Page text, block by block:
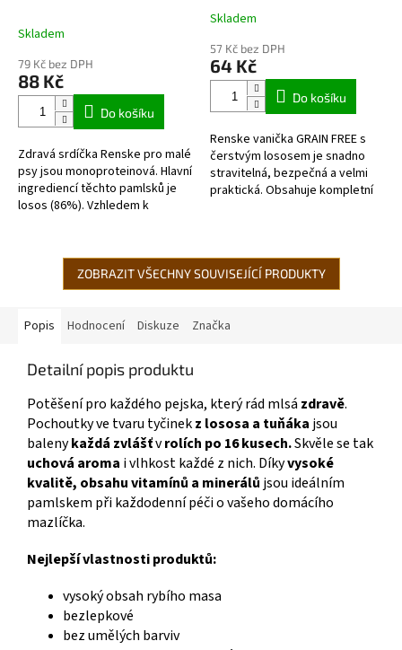
Skladem
79 Kč bez DPH
88 Kč
Do košíku
Zdravá srdíčka Renske pro malé
psy jsou monoproteinová. Hlavní
ingrediencí těchto pamlsků je
losos (86%). Vzhledem k
losos + brambor
Průměrné
produktu
je
hvězdiček.
Skladem
57 Kč bez DPH
64 Kč
Do košíku
Renske vanička GRAIN FREE s
čerstvým lososem je snadno
stravitelná, bezpečná a velmi
praktická. Obsahuje kompletní
ZOBRAZIT VŠECHNY SOUVISEJÍCÍ PRODUKTY
Popis Hodnocení Diskuze Značka
Detailní popis produktu
Potěšení pro každého pejska, který rád mlsá zdravě.
Pochoutky ve tvaru tyčinekz lososa a tuňáka jsou
balenykaždá zvlášťvrolích po 16 kusech.Skvěle se tak
uchová aroma i vlhkost každé z nich. Díkyvysoké
kvalitě, obsahu vitamínů a minerálů jsou ideálním
pamlskem při každodenní péči o vašeho domácího
mazlíčka.
Nejlepší vlastnosti produktů:
vysoký obsah rybího masa
bezlepkové
bez umělých barviv